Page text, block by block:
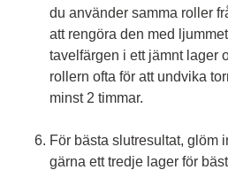
du använder samma roller
att rengöra den med
tavelfärgen i ett jämnt lager
rollern ofta för att undvika
minst 2 timmar.
För bästa slutresultat, glöm
gärna ett tredje lager för